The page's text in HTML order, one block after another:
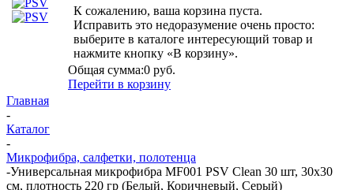
К сожалению, ваша корзина пуста.
Исправить это недоразумение очень просто:
выберите в каталоге интересующий товар и
нажмите кнопку «В корзину».
Общая сумма:0 руб.
Перейти в корзину
Главная
-
Каталог
-
Микрофибра, салфетки, полотенца
-Универсальная микрофибра MF001 PSV Clean 30 шт, 30х30
см, плотность 220 гр (Белый, Коричневый, Серый)